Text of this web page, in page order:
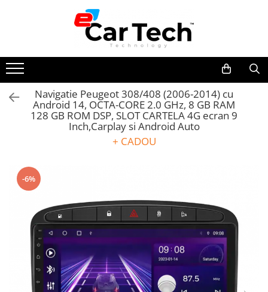
Summer sale
Navigatie dedicata
Navigatii Volkswagen
Navigatii Ford
Navigatii Opel
Navigatii Hyundai
Navigatii Toyota
Navigatii Dacia
Navigatii Peugeot
Navigatii Audi
Navigatie Peugeot 308/408 (2006-2014) cu
Android 14, OCTA-CORE 2.0 GHz, 8 GB RAM
128 GB ROM DSP, SLOT CARTELA 4G ecran 9
Inch,Carplay si Android Auto
+ CADOU
-6%